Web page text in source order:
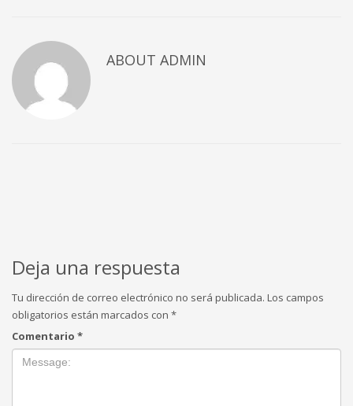
ABOUT ADMIN
Deja una respuesta
Tu dirección de correo electrónico no será publicada. Los campos
obligatorios están marcados con *
Comentario *